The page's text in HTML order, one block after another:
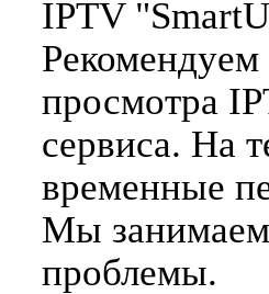
IPTV
Рекомендуем
просмотра
сервиса. На
временные
Мы
проблемы.